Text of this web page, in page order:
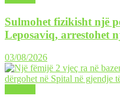
Sulmohet fizikisht një
Leposaviq, arrestohet
03/08/2026